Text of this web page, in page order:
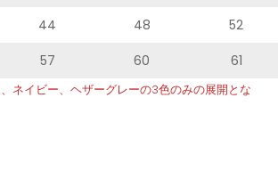
44 48
52
57 60 61
ネイビー、ヘザーグレーの3色のみの展開とな